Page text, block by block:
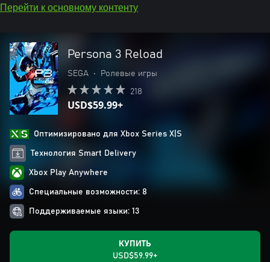
Перейти к основному контенту
Persona 3 Reload
SEGA • Ролевые игры
218
USD$59.99+
Оптимизировано для Xbox Series X|S
Технология Smart Delivery
Xbox Play Anywhere
Специальные возможности: 8
Поддерживаемые языки: 13
КУПИТЬ
USD$59.99+